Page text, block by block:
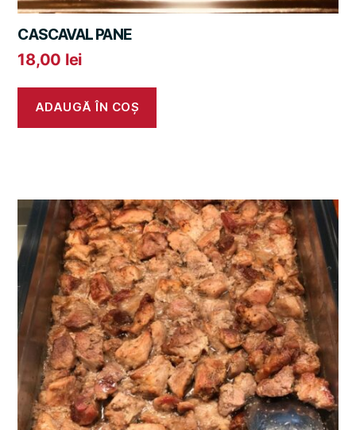
CASCAVAL PANE
18,00 lei
ADAUGĂ ÎN COȘ